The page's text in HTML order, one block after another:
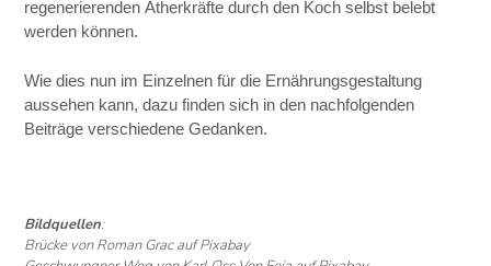
regenerierenden Ätherkräfte durch den Koch selbst belebt
werden können.
Wie dies nun im Einzelnen für die Ernährungsgestaltung
aussehen kann, dazu finden sich in den nachfolgenden
Beiträge verschiedene Gedanken.
Bildquellen:
Brücke von Roman Grac auf Pixabay